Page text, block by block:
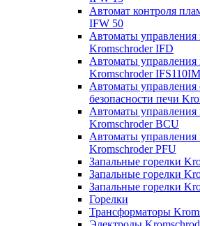
Автомат контроля
IFW 50
Автоматы управления
Kromschroder IFD
Автоматы управления
Kromschroder
Автоматы управления
безопасности печи
Автоматы управления
Kromschroder BCU
Автоматы управления
Kromschroder PFU
Запальные горелки
Запальные горелки
Запальные горелки
Горелки
Трансформаторы